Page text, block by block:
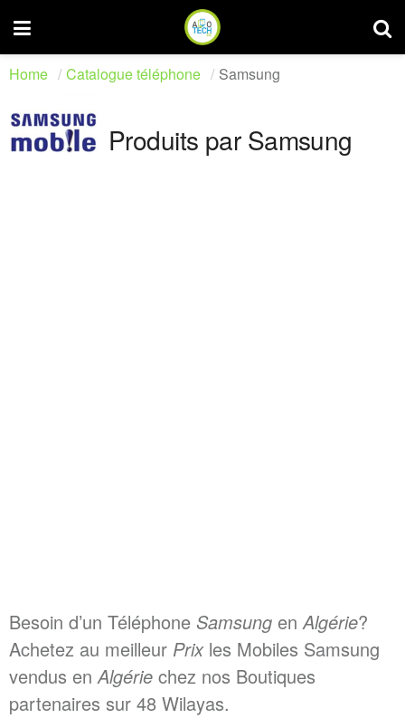
Home Catalogue téléphone Samsung
Produits par Samsung
Besoin d’un Téléphone Samsung enAlgérie?
Achetez au meilleur Prixles Mobiles Samsung
vendus enAlgérie chez nos Boutiques
partenaires sur 48 Wilayas.